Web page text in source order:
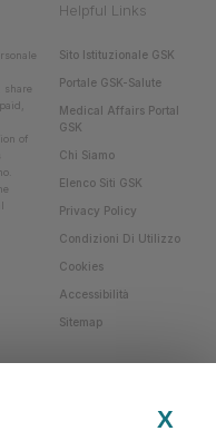
Helpful Links
share
of
Sito Istituzionale GSK
Portale GSK-Salute
Medical Affairs Portal
GSK
Chi Siamo
Elenco Siti GSK
Privacy Policy
Condizioni Di Utilizzo
Cookies
Accessibilità
Sitemap
X